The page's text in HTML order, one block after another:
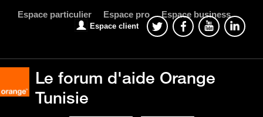
Espace particulier Espace pro Espace business
Espace client
Le forum d'aide Orange
Tunisie